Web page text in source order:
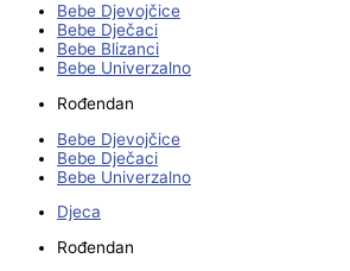
Bebe Djevojčice
Bebe Dječaci
Bebe Blizanci
Bebe Univerzalno
Rođendan
Bebe Djevojčice
Bebe Dječaci
Bebe Univerzalno
Djeca
Rođendan